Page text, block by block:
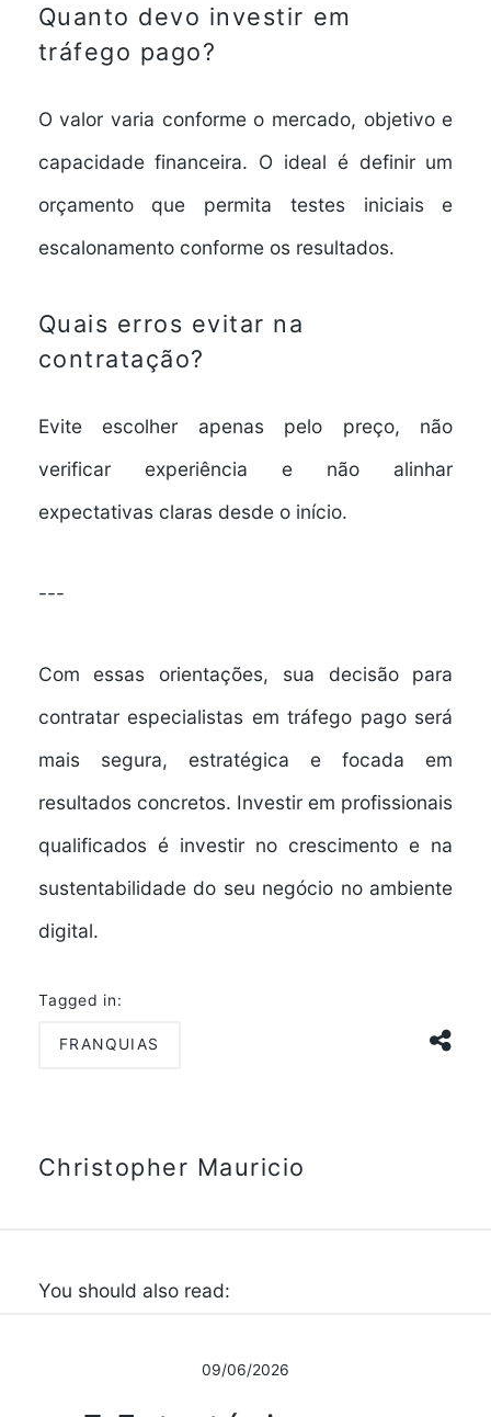
Quanto devo investir em
tráfego pago?
O valor varia conforme o mercado, objetivo e
capacidade financeira. O ideal é definir um
orçamento que permita testes iniciais e
escalonamento conforme os resultados.
Quais erros evitar na
contratação?
Evite escolher apenas pelo preço, não
verificar experiência e não alinhar
expectativas claras desde o início.
---
Com essas orientações, sua decisão para
contratar especialistas em tráfego pago será
mais segura, estratégica e focada em
resultados concretos. Investir em profissionais
qualificados é investir no crescimento e na
sustentabilidade do seu negócio no ambiente
digital.
Tagged in:
FRANQUIAS
Christopher Mauricio
You should also read:
09/06/2026